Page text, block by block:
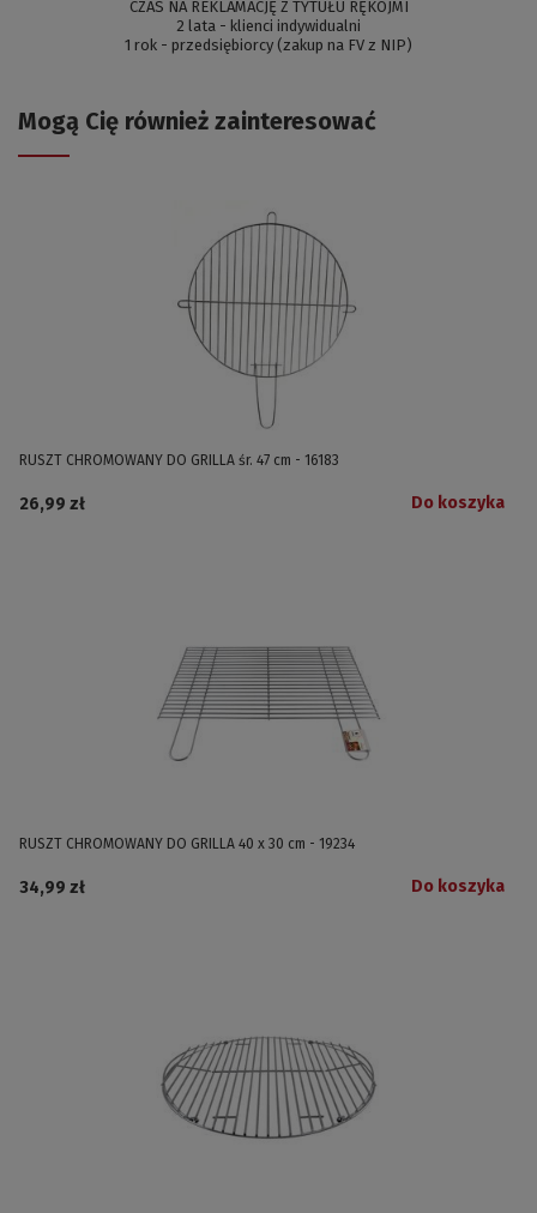
CZAS NA REKLAMACJĘ Z TYTUŁU RĘKOJMI
2 lata - klienci indywidualni
1 rok - przedsiębiorcy (zakup na FV z NIP)
Mogą Cię również zainteresować
RUSZT CHROMOWANY DO GRILLA śr. 47 cm - 16183
26,99 zł Do koszyka
RUSZT CHROMOWANY DO GRILLA 40 x 30 cm - 19234
34,99 zł Do koszyka